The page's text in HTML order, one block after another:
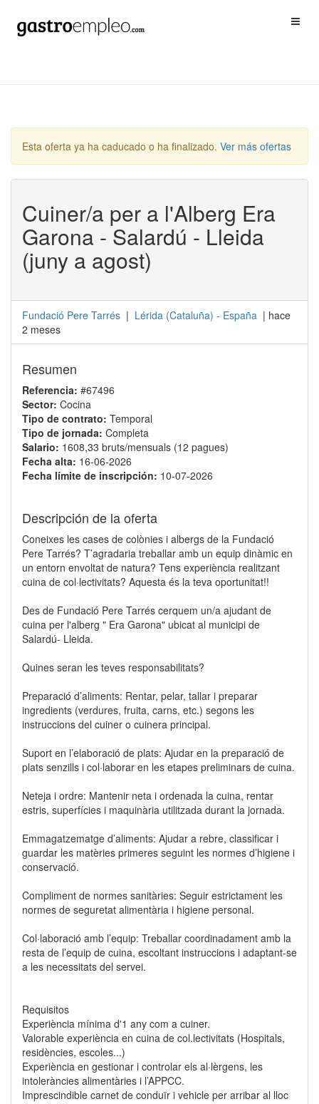
Esta oferta ya ha caducado o ha finalizado. Ver más ofertas
Cuiner/a per a l'Alberg Era
Garona - Salardú - Lleida
(juny a agost)
Fundació Pere Tarrés | Lérida (Cataluña) - España | hace
2 meses
Resumen
Referencia: #67496
Sector: Cocina
Tipo de contrato: Temporal
Tipo de jornada: Completa
Salario: 1608,33 bruts/mensuals (12 pagues)
Fecha alta: 16-06-2026
Fecha límite de inscripción: 10-07-2026
Descripción de la oferta
Coneixes les cases de colònies i albergs de la Fundació
Pere Tarrés? T’agradaria treballar amb un equip dinàmic en
un entorn envoltat de natura? Tens experiència realitzant
cuina de col·lectivitats? Aquesta és la teva oportunitat!!
Des de Fundació Pere Tarrés cerquem un/a ajudant de
cuina per l'alberg " Era Garona" ubicat al municipi de
Salardú- Lleida.
Quines seran les teves responsabilitats?
Preparació d’aliments: Rentar, pelar, tallar i preparar
ingredients (verdures, fruita, carns, etc.) segons les
instruccions del cuiner o cuinera principal.
Suport en l’elaboració de plats: Ajudar en la preparació de
plats senzills i col·laborar en les etapes preliminars de cuina.
Neteja i ordre: Mantenir neta i ordenada la cuina, rentar
estris, superfícies i maquinària utilitzada durant la jornada.
Emmagatzematge d’aliments: Ajudar a rebre, classificar i
guardar les matèries primeres seguint les normes d’higiene i
conservació.
Compliment de normes sanitàries: Seguir estrictament les
normes de seguretat alimentària i higiene personal.
Col·laboració amb l’equip: Treballar coordinadament amb la
resta de l’equip de cuina, escoltant instruccions i adaptant-se
a les necessitats del servei.
Requisitos
Experiència mínima d'1 any com a cuiner.
Valorable experiència en cuina de col.lectivitats (Hospitals,
residències, escoles...)
Experiència en gestionar i controlar els al·lèrgens, les
intoleràncies alimentàries i l’APPCC.
Imprescindible carnet de conduïr i vehicle per arribar al lloc